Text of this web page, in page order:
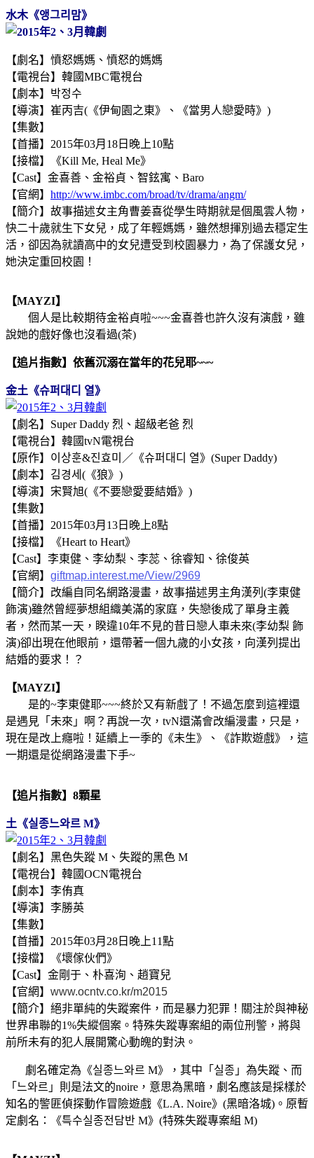
水木《앵그리맘》
【劇名】憤怒媽媽、憤怒的媽媽
【電視台】韓國MBC電視台
【劇本】박정수
【導演】崔丙吉(《伊甸園之東》、
《當男人戀愛時》 )
【集數】
【首播】2015年03月18日晚上10點
【接檔】《Kill Me, Heal Me》
【Cast】金喜善、金裕貞、智鉉寓、Baro
【官網】 http://www.imbc.com/broad/tv/drama/angm/
【簡介】故事描述女主角曹姜喜從學生時期就是個風雲人物，
快二十歲就生下女兒，成了年輕媽媽，雖然想揮別過去穩定生
活，卻因為就讀高中的女兒遭受到校園暴力，為了保護女兒，
她決定重回校園！
【MAYZI】
個人是比較期待金裕貞啦~~~金喜善也許久沒有演戲，雖
說她的戲好像也沒看過(茶)
【追片指數】依舊沉溺在當年的花兒耶~~~
金土《슈퍼대디 열》
【劇名】Super Daddy 烈 、超級老爸 烈
【電視台】韓國tvN電視台
【原作】이상훈&진효미 ／《슈퍼대디 열》(Super Daddy)
【劇本】김경세(《狼》)
【導演】宋賢旭(《不要戀愛要結婚》)
【集數】
【首播】2015年03月13日晚上8點
【接檔】《Heart to Heart》
【Cast】李東健、李幼梨、李蕊 、 徐睿知、徐俊英
【官網】 giftmap.interest.me/View/2969
【簡介】改編自同名網路漫畫，故事描述男主角漢列(李東健
飾演)雖然曾經夢想組織美滿的家庭，失戀後成了單身主義
者，然而某一天，睽違10年不見的昔日戀人車未來(李幼梨 飾
演)卻出現在他眼前，還帶著一個九歲的小女孩，向漢列提出
結婚的要求！？
【MAYZI】
是的~李東健耶~~~終於又有新戲了！不過怎麼到這裡還
是遇見「未來」啊？再說一次， tvN還滿會改編漫畫，只是，
現在是改上癮啦！延續上一季的《未生》、《詐欺遊戲》，這
一期還是從網路漫畫下手~
【追片指數】8顆星
土《실종느와르 M》
【劇名】黑色失蹤 M、 失蹤的黑色 M
【電視台】韓國OCN電視台
【劇本】李侑真
【導演】李勝英
【集數】
【首播】2015年03月28日晚上11點
【接檔】《壞傢伙們》
【Cast】金剛于、朴喜洵、趙寶兒
【官網】 www.ocntv.co.kr/m2015
【簡介】絕非單純的失蹤案件，而是暴力犯罪！關注於與神秘
世界串聯的1%失縱個案。特殊失蹤專案組的兩位刑警，將與
前所未有的犯人展開驚心動魄的對決。
劇名確定為《실종느와르 M》，其中「실종」為失蹤、而
「느와르」則是法文的noire，意思為黑暗，劇名應該是採樣於
知名的警匪偵探動作冒險遊戲《L.A. Noire》(黑暗洛城)。原暫
定劇名：《특수실종전담반 M》(特殊失蹤專案組 M)